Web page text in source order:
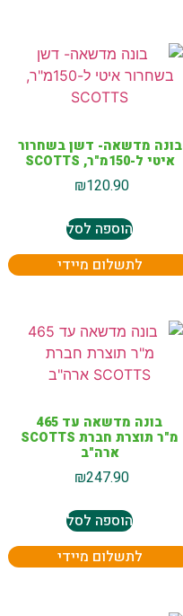
בונה מדשאה- דשן בשחרור
איטי ל-150מ"ר, SCOTTS
₪120.90
הוספה לסל
לתשלום מיידי
בונה מדשאה עד 465
מ"ר תוצרת חברת SCOTTS
ארה"ב
₪247.90
הוספה לסל
לתשלום מיידי